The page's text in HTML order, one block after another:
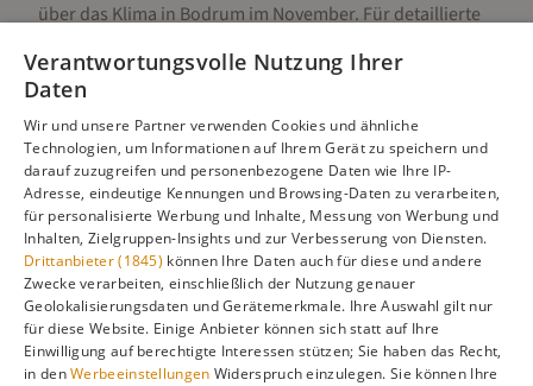
über das Klima in Bodrum im November. Für detaillierte
Unterschieden, Aktivitäten und Reisetipps besuchen Sie
Alle Infos zur besten Reisezeit Bodrum
Gefällt dir diese Seite? Teile sie auf Pinterest!
Auf Pinterest merken
Verantwortungsvolle Nutzung Ihrer
Daten
Wir und unsere Partner verwenden Cookies und ähnliche
Technologien, um Informationen auf Ihrem Gerät zu speichern und
darauf zuzugreifen und personenbezogene Daten wie Ihre IP-
Adresse, eindeutige Kennungen und Browsing-Daten zu verarbeiten,
für personalisierte Werbung und Inhalte, Messung von Werbung und
Inhalten, Zielgruppen-Insights und zur Verbesserung von Diensten.
Drittanbieter (1845) können Ihre Daten auch für diese und andere
Zwecke verarbeiten, einschließlich der Nutzung genauer
Geolokalisierungsdaten und Gerätemerkmale. Ihre Auswahl gilt nur
für diese Website. Einige Anbieter können sich statt auf Ihre
Einwilligung auf berechtigte Interessen stützen; Sie haben das Recht,
in denWerbeeinstellungen Widerspruch einzulegen. Sie können Ihre